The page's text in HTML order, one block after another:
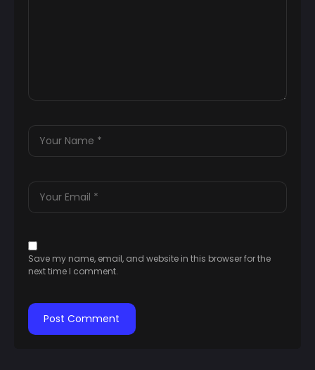
Save my name, email, and website in this browser for the
next time I comment.